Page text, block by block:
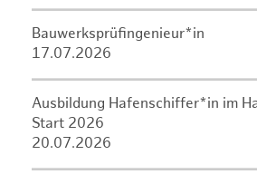
Bauwerksprüfingenieur*in
17.07.2026
Ausbildung Hafenschiffer*in im
Start 2026
20.07.2026